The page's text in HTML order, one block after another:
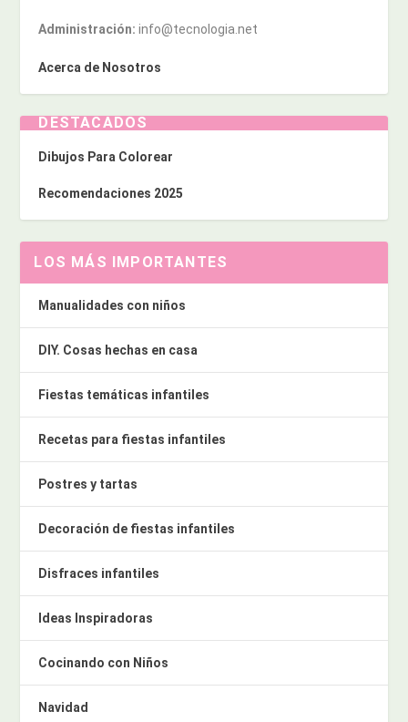
Administración: info@tecnologia.net
Acerca de Nosotros
DESTACADOS
Dibujos Para Colorear
Recomendaciones 2025
LOS MÁS IMPORTANTES
Manualidades con niños
DIY. Cosas hechas en casa
Fiestas temáticas infantiles
Recetas para fiestas infantiles
Postres y tartas
Decoración de fiestas infantiles
Disfraces infantiles
Ideas Inspiradoras
Cocinando con Niños
Navidad